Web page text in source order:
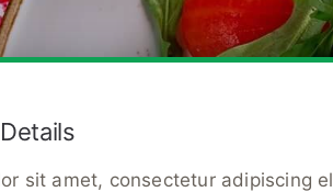
sit amet, consectetur adipiscing